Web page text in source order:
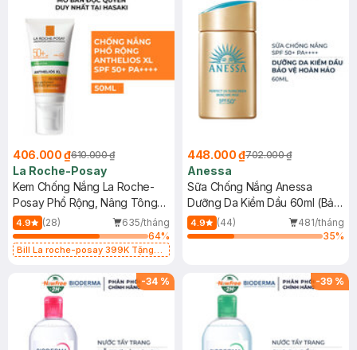
406.000 ₫610.000 ₫
La Roche-Posay
Kem Chống Nắng La Roche-
Posay Phổ Rộng, Nâng Tông
Kiềm Dầu 50ml
4.9 (28)
635/tháng
64%
Bill La roche-posay 399K Tặng
(SL có hạn)
448.000 ₫702.000 ₫
Anessa
Sữa Chống Nắng Anessa
Dưỡng Da Kiềm Dầu 60ml (Bản
Mới)
4.9 (44)
481/tháng
35%
-34 % -39 %